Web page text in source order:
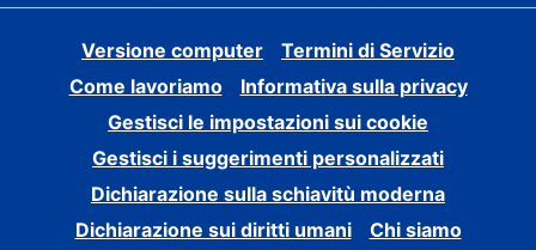
Versione computer
Termini di Servizio
Come lavoriamo
Informativa sulla privacy
Gestisci le impostazioni sui cookie
Gestisci i suggerimenti personalizzati
Dichiarazione sulla schiavitù moderna
Dichiarazione sui diritti umani
Chi siamo